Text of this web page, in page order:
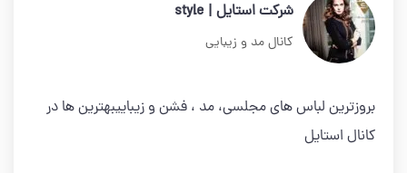
شرکت استایل | style
کانال مد و زیبایی
بروزترین لباس های مجلسی، مد ، فشن و زیباییبهترین ها در
کانال استایل